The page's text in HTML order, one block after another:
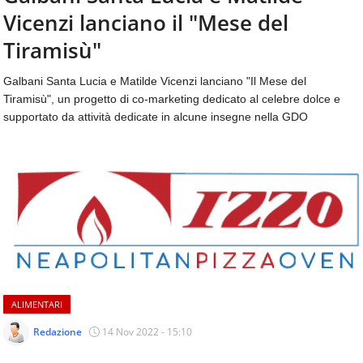
aggiornamenti
quotidiani
su
temi
come
ospitalità,
ristorazione,
food
catering
e
articoli
sul
mondo
dei
consumi
fuoricasa,
CONTATTI
Vicenzi lanciano il "Mese del
Tiramisù"
Galbani Santa Lucia e Matilde Vicenzi lanciano "Il Mese del
Tiramisù", un progetto di co-marketing dedicato al celebre dolce e
supportato da attività dedicate in alcune insegne nella GDO
ALIMENTARI
Redazione 14 Nov 2022 - 15:10